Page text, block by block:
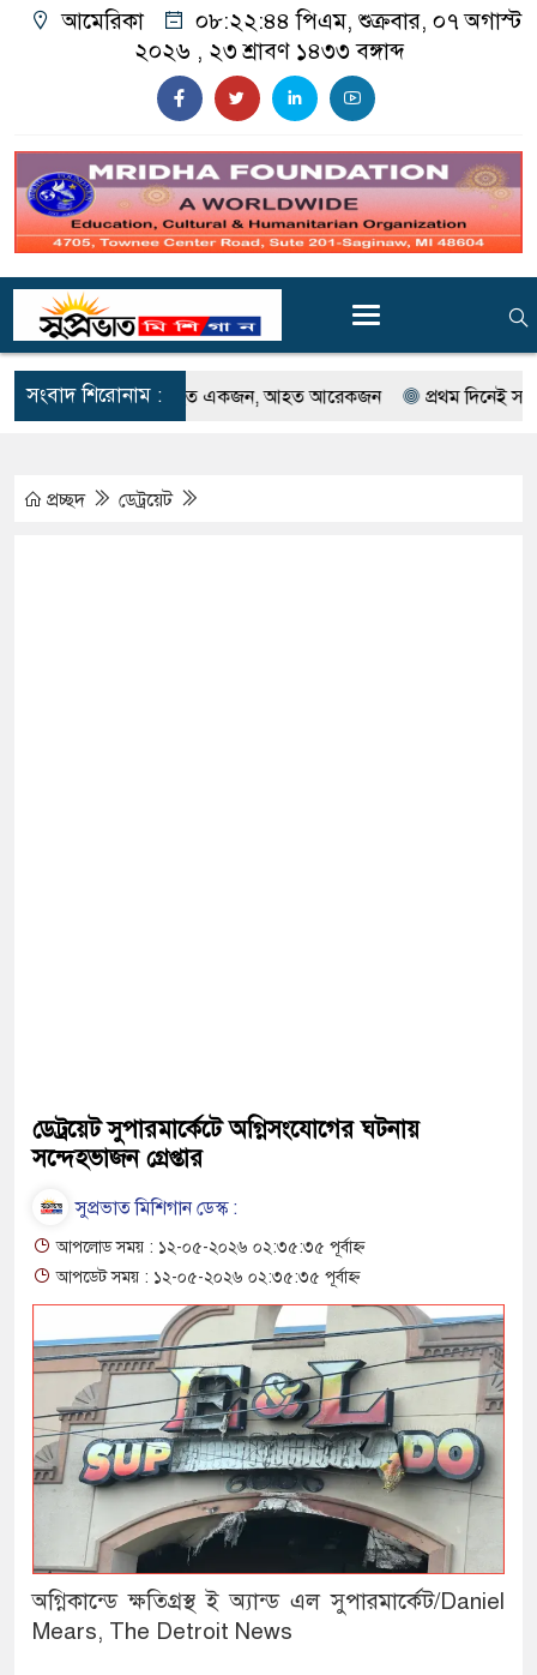
আমেরিকা ০৮:২২:৪৬ পিএম, শুক্রবার, ০৭ অগাস্ট
২০২৬ , ২৩ শ্রাবণ ১৪৩৩ বঙ্গাব্দ
সংবাদ শিরোনাম :
গুলিবর্ষণ; নিহত একজন, আহত আরেকজন প্রথম দিনেই সাড়া ফেলল
প্রচ্ছদ ডেট্রয়েট
ডেট্রয়েট সুপারমার্কেটে অগ্নিসংযোগের ঘটনায়
সন্দেহভাজন গ্রেপ্তার
সুপ্রভাত মিশিগান ডেস্ক :
আপলোড সময় : ১২-০৫-২০২৬ ০২:৩৫:৩৫ পূর্বাহ্ন
আপডেট সময় : ১২-০৫-২০২৬ ০২:৩৫:৩৫ পূর্বাহ্ন
অগ্নিকান্ডে ক্ষতিগ্রস্থ ই অ্যান্ড এল সুপারমার্কেট/Daniel
Mears, The Detroit News